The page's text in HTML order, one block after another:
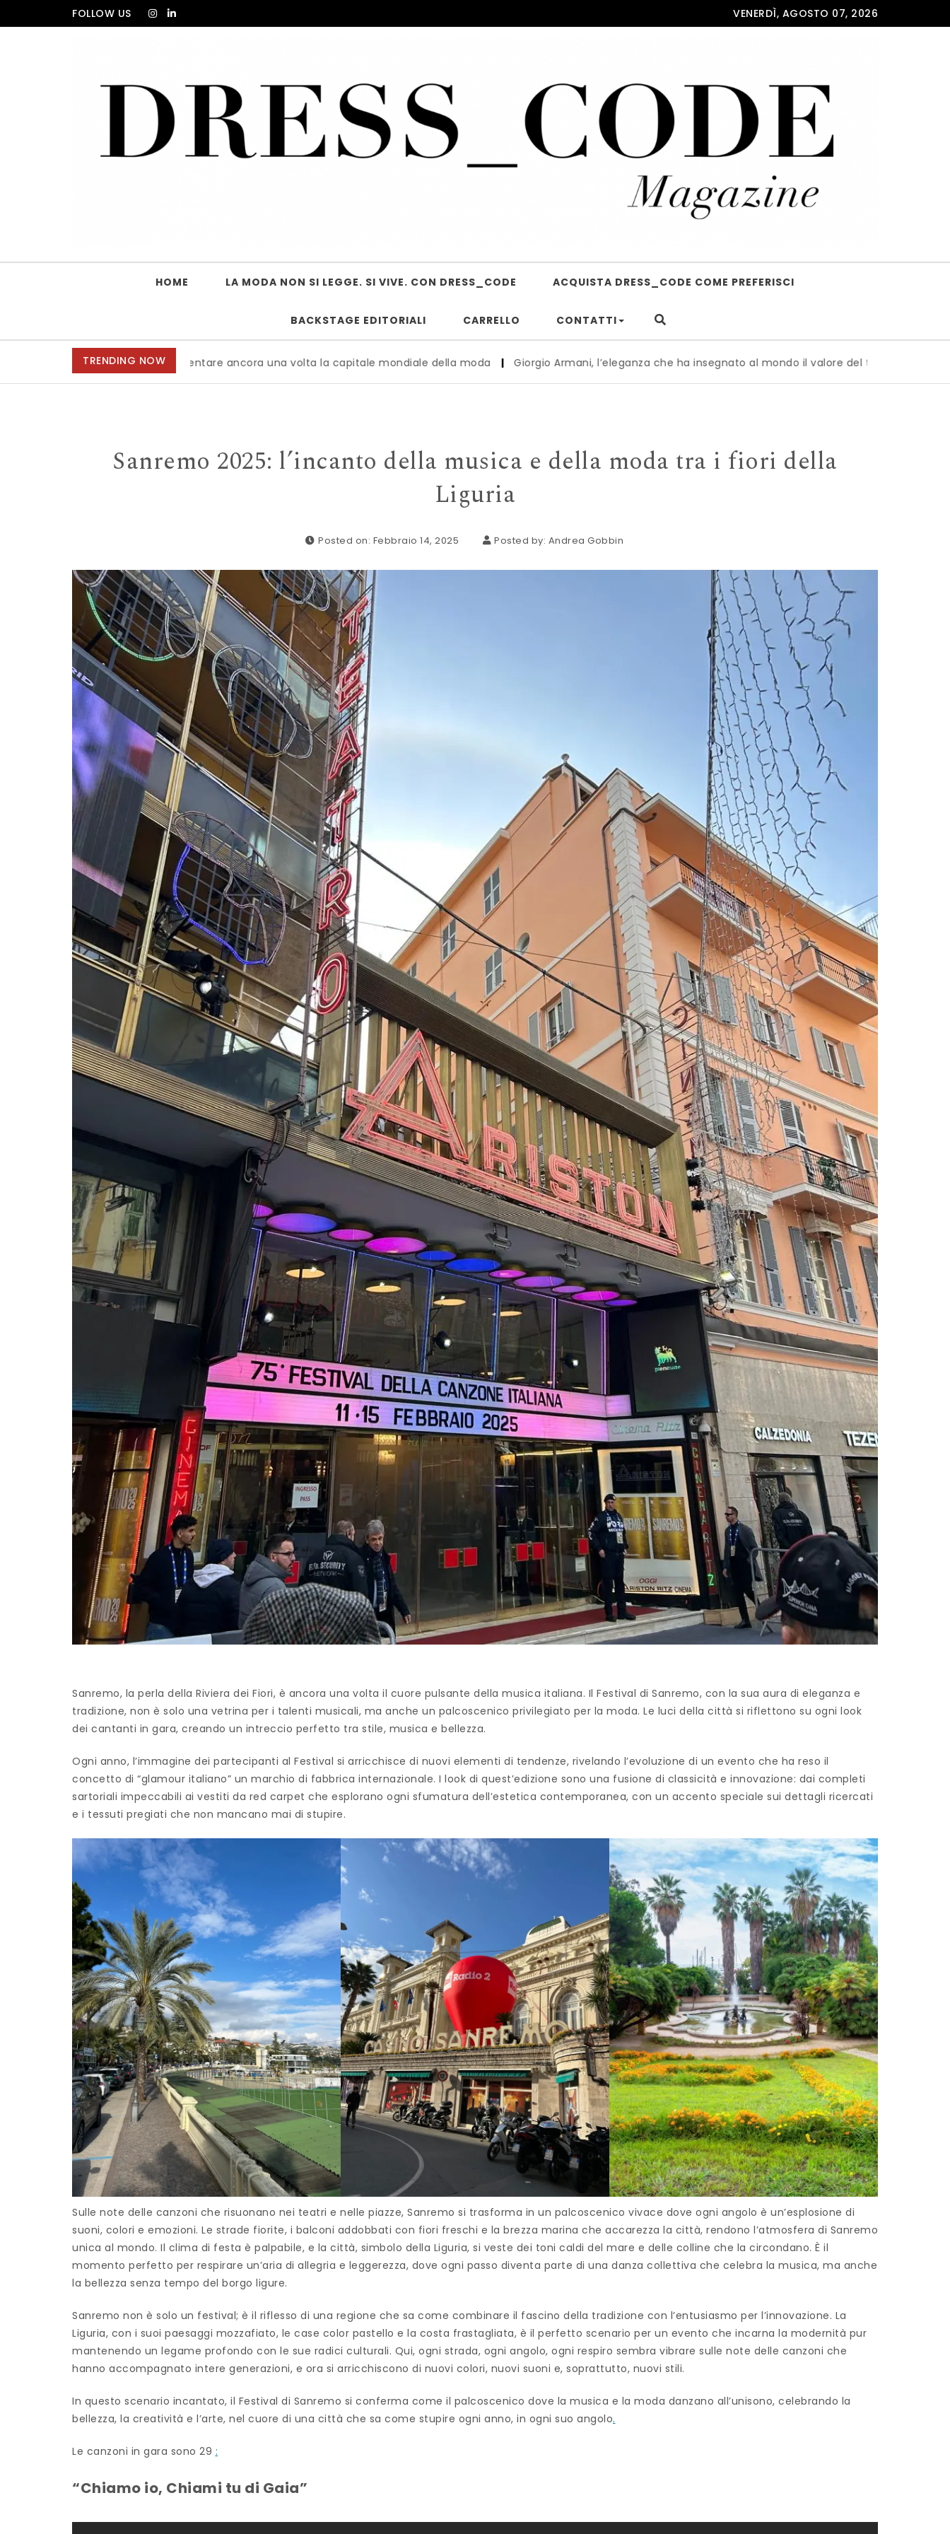
Skip to contentFOLLOW US VENERDÌ, AGOSTO 07, 2026
HOME LA MODA NON SI LEGGE. SI VIVE. CON DRESS_CODE ACQUISTA DRESS_CODE COME PREFERISCI
BACKSTAGE EDITORIALI CARRELLO CONTATTI
TRENDING NOW
è pronta a diventare ancora una volta la capitale mondiale della moda | Giorgio Armani, l’eleganza che ha insegnato al mondo il valore del tempo | GENNY Resort 2027:
Sanremo 2025: l’incanto della musica e della moda tra i fiori della
Liguria
Posted on: Febbraio 14, 2025 Posted by: Andrea Gobbin
Sanremo, la perla della Riviera dei Fiori, è ancora una volta il cuore pulsante della musica italiana. Il Festival di Sanremo, con la sua aura di eleganza e
tradizione, non è solo una vetrina per i talenti musicali, ma anche un palcoscenico privilegiato per la moda. Le luci della città si riflettono su ogni look
dei cantanti in gara, creando un intreccio perfetto tra stile, musica e bellezza.
Ogni anno, l’immagine dei partecipanti al Festival si arricchisce di nuovi elementi di tendenze, rivelando l’evoluzione di un evento che ha reso il
concetto di “glamour italiano” un marchio di fabbrica internazionale. I look di quest’edizione sono una fusione di classicità e innovazione: dai completi
sartoriali impeccabili ai vestiti da red carpet che esplorano ogni sfumatura dell’estetica contemporanea, con un accento speciale sui dettagli ricercati
e i tessuti pregiati che non mancano mai di stupire.
Sulle note delle canzoni che risuonano nei teatri e nelle piazze, Sanremo si trasforma in un palcoscenico vivace dove ogni angolo è un’esplosione di
suoni, colori e emozioni. Le strade fiorite, i balconi addobbati con fiori freschi e la brezza marina che accarezza la città, rendono l’atmosfera di Sanremo
unica al mondo. Il clima di festa è palpabile, e la città, simbolo della Liguria, si veste dei toni caldi del mare e delle colline che la circondano. È il
momento perfetto per respirare un’aria di allegria e leggerezza, dove ogni passo diventa parte di una danza collettiva che celebra la musica, ma anche
la bellezza senza tempo del borgo ligure.
Sanremo non è solo un festival; è il riflesso di una regione che sa come combinare il fascino della tradizione con l’entusiasmo per l’innovazione. La
Liguria, con i suoi paesaggi mozzafiato, le case color pastello e la costa frastagliata, è il perfetto scenario per un evento che incarna la modernità pur
mantenendo un legame profondo con le sue radici culturali. Qui, ogni strada, ogni angolo, ogni respiro sembra vibrare sulle note delle canzoni che
hanno accompagnato intere generazioni, e ora si arricchiscono di nuovi colori, nuovi suoni e, soprattutto, nuovi stili.
In questo scenario incantato, il Festival di Sanremo si conferma come il palcoscenico dove la musica e la moda danzano all’unisono, celebrando la
bellezza, la creatività e l’arte, nel cuore di una città che sa come stupire ogni anno, in ogni suo angolo.
Le canzoni in gara sono 29 :
“Chiamo io, Chiami tu di Gaia”